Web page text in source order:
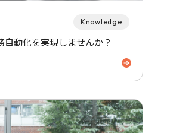
Knowledge
自動化を実現しませんか？